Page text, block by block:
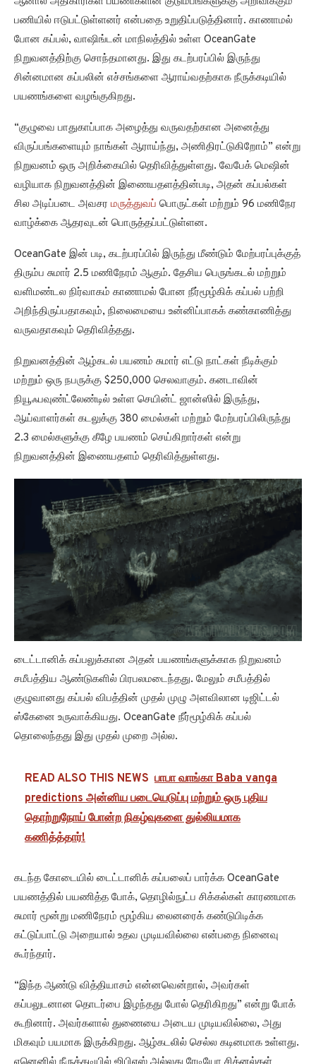
பணியில் ஈடுபட்டுள்ளனர் என்பதை உறுதிப்படுத்தினார். காணாமல்
போன கப்பல், வாஷிங்டன் மாநிலத்தில் உள்ள OceanGate
நிறுவனத்திற்கு சொந்தமானது. இது கடற்பரப்பில் இருந்து
சின்னமான கப்பலின் எச்சங்களை ஆராய்வதற்காக நீருக்கடியில்
பயணங்களை வழங்குகிறது.
“குழுவை பாதுகாப்பாக அழைத்து வருவதற்கான அனைத்து
விருப்பங்களையும் நாங்கள் ஆராய்ந்து, அணிதிரட்டுகிறோம்” என்று
நிறுவனம் ஒரு அறிக்கையில் தெரிவித்துள்ளது. வேபேக் மெஷின்
வழியாக நிறுவனத்தின் இணையதளத்தின்படி, அதன் கப்பல்கள்
சில அடிப்படை அவசர மருத்துவப் பொருட்கள் மற்றும் 96 மணிநேர
வாழ்க்கை ஆதரவுடன் பொருத்தப்பட்டுள்ளன.
OceanGate இன் படி, கடற்பரப்பில் இருந்து மீண்டும் மேற்பரப்புக்குத்
திரும்ப சுமார் 2.5 மணிநேரம் ஆகும். தேசிய பெருங்கடல் மற்றும்
வளிமண்டல நிர்வாகம் காணாமல் போன நீர்மூழ்கிக் கப்பல் பற்றி
அறிந்திருப்பதாகவும், நிலைமையை உன்னிப்பாகக் கண்காணித்து
வருவதாகவும் தெரிவித்தது.
நிறுவனத்தின் ஆழ்கடல் பயணம் சுமார் எட்டு நாட்கள் நீடிக்கும்
மற்றும் ஒரு நபருக்கு $250,000 செலவாகும். கனடாவின்
நியூஃபவுண்ட்லேண்டில் உள்ள செயின்ட் ஜான்ஸில் இருந்து,
ஆய்வாளர்கள் கடலுக்கு 380 மைல்கள் மற்றும் மேற்பரப்பிலிருந்து
2.3 மைல்களுக்கு கீழே பயணம் செய்கிறார்கள் என்று
நிறுவனத்தின் இணையதளம் தெரிவித்துள்ளது.
டைட்டானிக் கப்பலுக்கான அதன் பயணங்களுக்காக நிறுவனம்
சமீபத்திய ஆண்டுகளில் பிரபலமடைந்தது. மேலும் சமீபத்தில்
குழுவானது கப்பல் விபத்தின் முதல் முழு அளவிலான டிஜிட்டல்
ஸ்கேனை உருவாக்கியது. OceanGate நீர்மூழ்கிக் கப்பல்
தொலைந்தது இது முதல் முறை அல்ல.
READ ALSO THIS NEWS பாபா வாங்கா Baba vanga
predictions அன்னிய படையெடுப்பு மற்றும் ஒரு புதிய
தொற்றுநோய் போன்ற நிகழ்வுகளை துல்லியமாக
கணித்த்தார்!
கடந்த கோடையில் டைட்டானிக் கப்பலைப் பார்க்க OceanGate
பயணத்தில் பயணித்த போக், தொழில்நுட்ப சிக்கல்கள் காரணமாக
சுமார் மூன்று மணிநேரம் மூழ்கிய லைனரைக் கண்டுபிடிக்க
கட்டுப்பாட்டு அறையால் உதவ முடியவில்லை என்பதை நினைவு
கூர்ந்தார்.
“இந்த ஆண்டு வித்தியாசம் என்னவென்றால், அவர்கள்
கப்பலுடனான தொடர்பை இழந்தது போல் தெரிகிறது” என்று போக்
கூறினார். அவர்களால் துணையை அடைய முடியவில்லை, அது
மிகவும் பயமாக இருக்கிறது. ஆழ்கடலில் செல்ல கடினமாக உள்ளது.